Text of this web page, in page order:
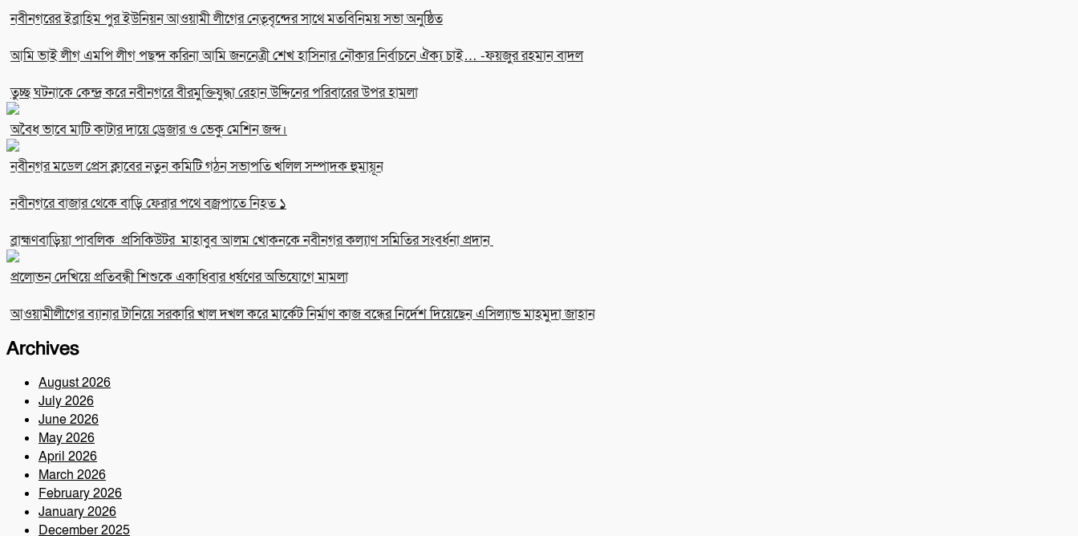
নবীনগরের ইব্রাহিম পুর ইউনিয়ন আওয়ামী লীগের নেতৃবৃন্দের সাথে মতবিনিময় সভা অনুষ্ঠিত
আমি ভাই লীগ এমপি লীগ পছন্দ করিনা আমি জননেত্রী শেখ হাসিনার নৌকার নির্বাচনে ঐক্য চাই… -ফয়জুর রহমান বাদল
তুচ্ছ ঘটনাকে কেন্দ্র করে নবীনগরে বীরমুক্তিযুদ্ধা রেহান উদ্দিনের পরিবারের উপর হামলা
অবৈধ ভাবে মাটি কাটার দায়ে ড্রেজার ও ভেকু মেশিন জব্দ।
নবীনগর মডেল প্রেস ক্লাবের নতুন কমিটি গঠন সভাপতি খলিল সম্পাদক হুমায়ূন
নবীনগরে বাজার থেকে বাড়ি ফেরার পথে বজ্রপাতে নিহত ১
ব্রাহ্মণবাড়িয়া পাবলিক প্রসিকিউটর মাহাবুব আলম খোকনকে নবীনগর কল্যাণ সমিতির সংবর্ধনা প্রদান
প্রলোভন দেখিয়ে প্রতিবন্ধী শিশুকে একাধিবার ধর্ষণের অভিযোগে মামলা
আওয়ামীলীগের ব্যানার টানিয়ে সরকারি খাল দখল করে মার্কেট নির্মাণ কাজ বন্ধের নির্দেশ দিয়েছেন এসিল্যান্ড মাহমুদা জাহান
Archives
August 2026
July 2026
June 2026
May 2026
April 2026
March 2026
February 2026
January 2026
December 2025